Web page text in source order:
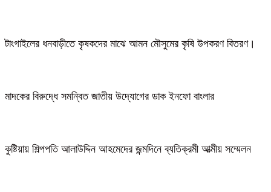
টাংগাইলের ধনবাড়ীতে কৃষকদের মাঝে আমন মৌসুমের কৃষি উপকরণ বিতরণ।
মাদকের বিরুদ্ধে সমন্বিত জাতীয় উদ্যোগের ডাক ইনফো বাংলার
কুষ্টিয়ায় শিল্পপতি আলাউদ্দিন আহমেদের জন্মদিনে ব্যতিক্রমী আত্মীয় সম্মেলন